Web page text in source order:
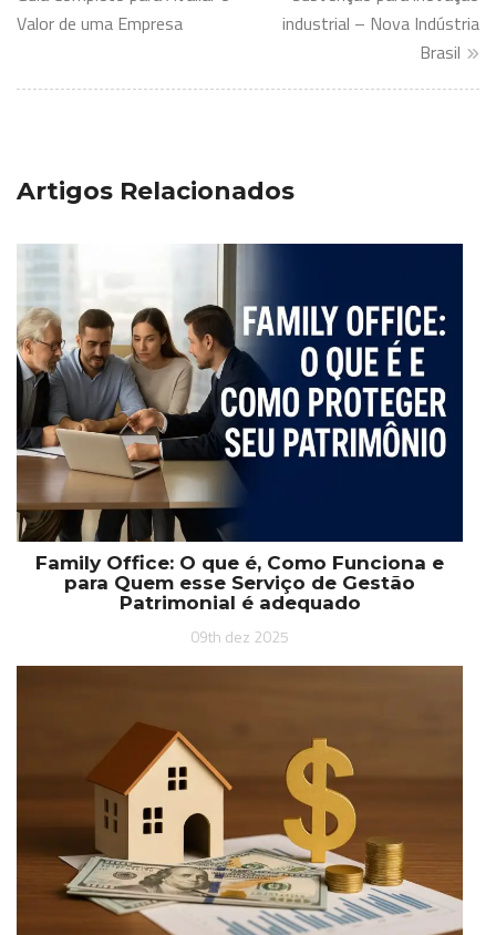
Post
Valor de uma Empresa
industrial – Nova Indústria
Brasil
Artigos Relacionados
Family Office: O que é, Como Funciona e
para Quem esse Serviço de Gestão
Patrimonial é adequado
09th dez 2025